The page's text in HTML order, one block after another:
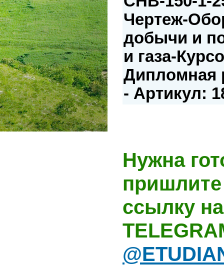
Чертеж-
добычи и
и газа-
Дипломная
- Артикул:
Нужна
ссылку